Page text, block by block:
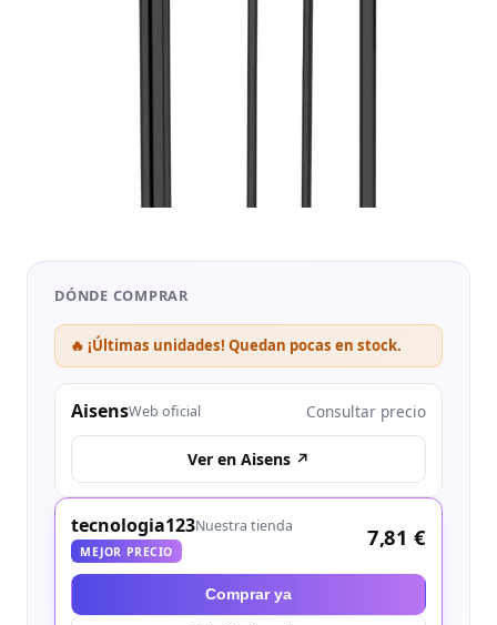
DÓNDE COMPRAR
🔥 ¡Últimas unidades! Quedan pocas en stock.
AisensWeb oficial Consultar precio
Ver en Aisens ↗
tecnologia123Nuestra tienda
MEJOR PRECIO
7,81 €
Comprar ya